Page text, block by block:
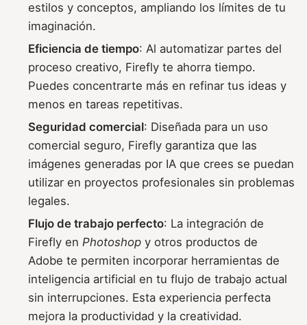
estilos y conceptos, ampliando los límites de tu
imaginación.
Eficiencia de tiempo: Al automatizar partes del
proceso creativo, Firefly te ahorra tiempo.
Puedes concentrarte más en refinar tus ideas y
menos en tareas repetitivas.
Seguridad comercial: Diseñada para un uso
comercial seguro, Firefly garantiza que las
imágenes generadas por IA que crees se puedan
utilizar en proyectos profesionales sin problemas
legales.
Flujo de trabajo perfecto: La integración de
Firefly en Photoshop y otros productos de
Adobe te permiten incorporar herramientas de
inteligencia artificial en tu flujo de trabajo actual
sin interrupciones. Esta experiencia perfecta
mejora la productividad y la creatividad.